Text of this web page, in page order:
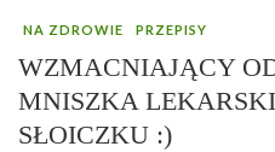
NA ZDROWIE PRZEPISY
WZMACNIAJĄCY
MNISZKA
SŁOICZKU :)